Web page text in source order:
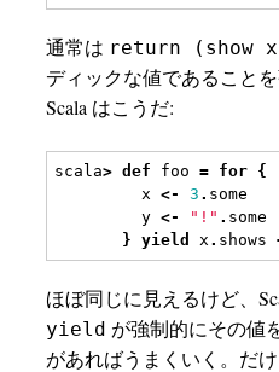
通常は return (show
ディックな値であること
Scala はこうだ:
scala> def foo = for {
x <- 3 . some
y <- "!" . some
}
yield x . shows
ほぼ同じに見えるけど、
yield が強制的にその値
があればうまくいく。だ